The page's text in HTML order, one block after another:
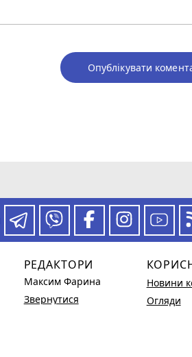
Опублікувати
РЕДАКТОРИ
Максим Фарина
Звернутися
Новини
Огляди